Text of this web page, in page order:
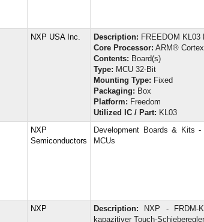
NXP USA Inc. Description: FREEDOM KL03
Core Processor: ARM®
Contents: Board(s)
Type: MCU 32-Bit
Mounting Type: Fixed
Packaging: Box
Platform: Freedom
Utilized IC / Part: KL03
NXP
Semiconductors
Development Boards & Kits
MCUs
NXP Description: NXP - FRDM-
kapazitiver Touch-